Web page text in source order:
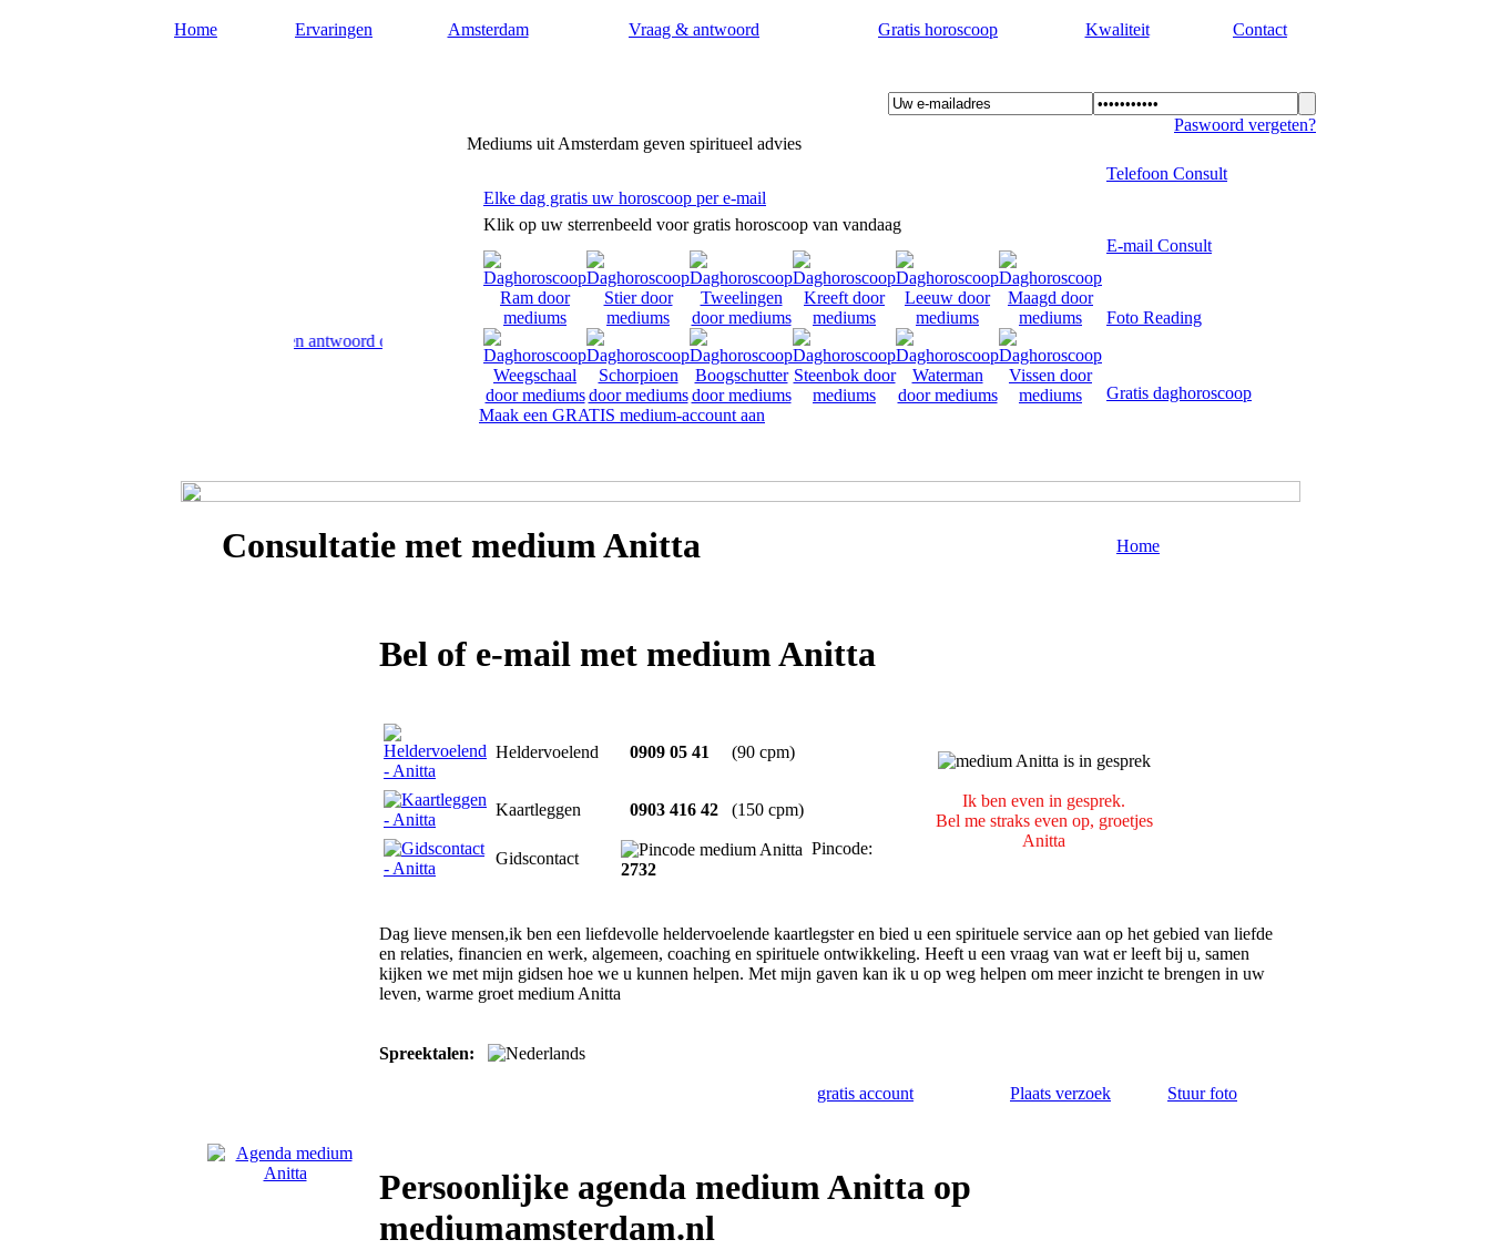
Home Ervaringen Amsterdam Vraag & antwoord Gratis horoscoop Kwaliteit Contact
Mediums uit Amsterdam geven spiritueel advies
Paswoord vergeten?
geven paranormaal advies en antwoord op uw levensvragen.
Elke dag gratis uw horoscoop per e-mail
Klik op uw sterrenbeeld voor gratis horoscoop van vandaag
Maak een GRATIS medium-account aan
Telefoon Consult
E-mail Consult
Foto Reading
Gratis daghoroscoop
Consultatie met medium Anitta Home
Bel of e-mail met medium Anitta
Heldervoelend 0909 05 41 (90 cpm)
Ik ben even in gesprek.
Bel me straks even op, groetjes
Anitta
Kaartleggen 0903 416 42 (150 cpm)
Gidscontact
Pincode:
2732
Dag lieve mensen,ik ben een liefdevolle heldervoelende kaartlegster en bied u een spirituele service aan op het gebied van liefde
en relaties, financien en werk, algemeen, coaching en spirituele ontwikkeling. Heeft u een vraag van wat er leeft bij u, samen
kijken we met mijn gidsen hoe we u kunnen helpen. Met mijn gaven kan ik u op weg helpen om meer inzicht te brengen in uw
leven, warme groet medium Anitta
Spreektalen:
gratis account Plaats verzoek Stuur foto
Persoonlijke agenda medium Anitta op
mediumamsterdam.nl